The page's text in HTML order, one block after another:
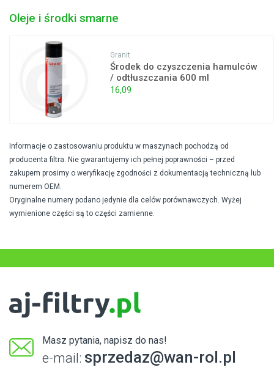
Oleje i środki smarne
Granit
Środek do czyszczenia hamulców
/ odtłuszczania 600 ml
16,09
Informacje o zastosowaniu produktu w maszynach pochodzą od
producenta filtra. Nie gwarantujemy ich pełnej poprawności – przed
zakupem prosimy o weryfikację zgodności z dokumentacją techniczną lub
numerem OEM.
Oryginalne numery podano jedynie dla celów porównawczych. Wyżej
wymienione części są to części zamienne.
Masz pytania, napisz do nas!
e-mail: sprzedaz@wan-rol.pl